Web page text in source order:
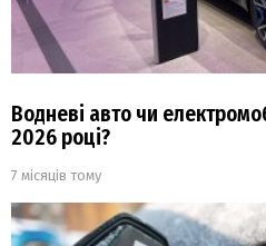
Водневі авто чи
2026 році?
7 місяців тому